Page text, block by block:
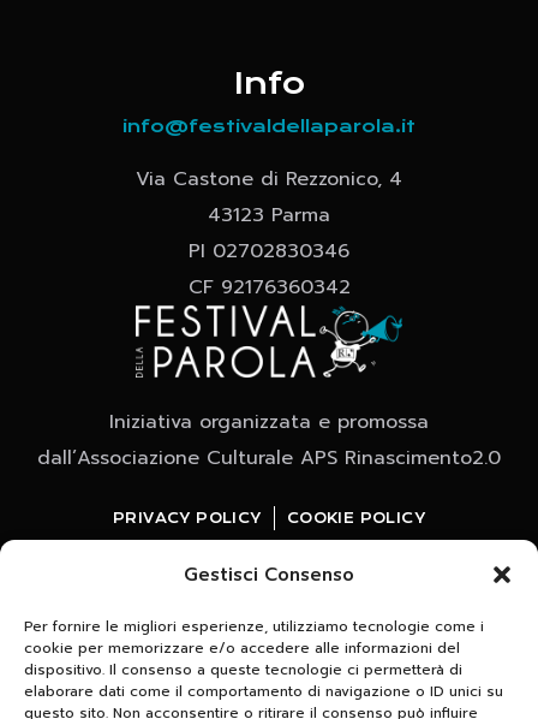
Gestisci Consenso
Per fornire le migliori esperienze, utilizziamo tecnologie come i
cookie per memorizzare e/o accedere alle informazioni del
dispositivo. Il consenso a queste tecnologie ci permetterà di
elaborare dati come il comportamento di navigazione o ID unici su
questo sito. Non acconsentire o ritirare il consenso può influire
Info
info@festivaldellaparola.it
Via Castone di Rezzonico, 4
43123 Parma
PI 02702830346
CF 92176360342
Iniziativa organizzata e promossa
dall’Associazione Culturale APS Rinascimento2.0
PRIVACY POLICY COOKIE POLICY